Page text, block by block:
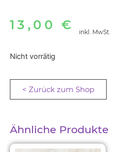
13,00€ inkl. MwSt.
Nicht vorrätig
< Zurück zum Shop
Ähnliche Produkte